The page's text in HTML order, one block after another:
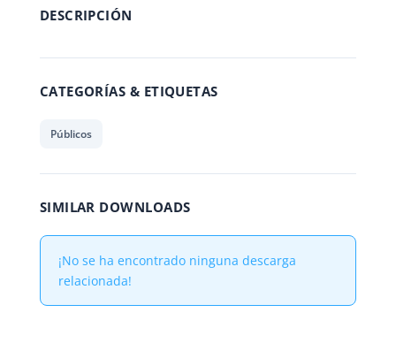
DESCRIPCIÓN
CATEGORÍAS & ETIQUETAS
Públicos
SIMILAR DOWNLOADS
¡No se ha encontrado ninguna descarga
relacionada!